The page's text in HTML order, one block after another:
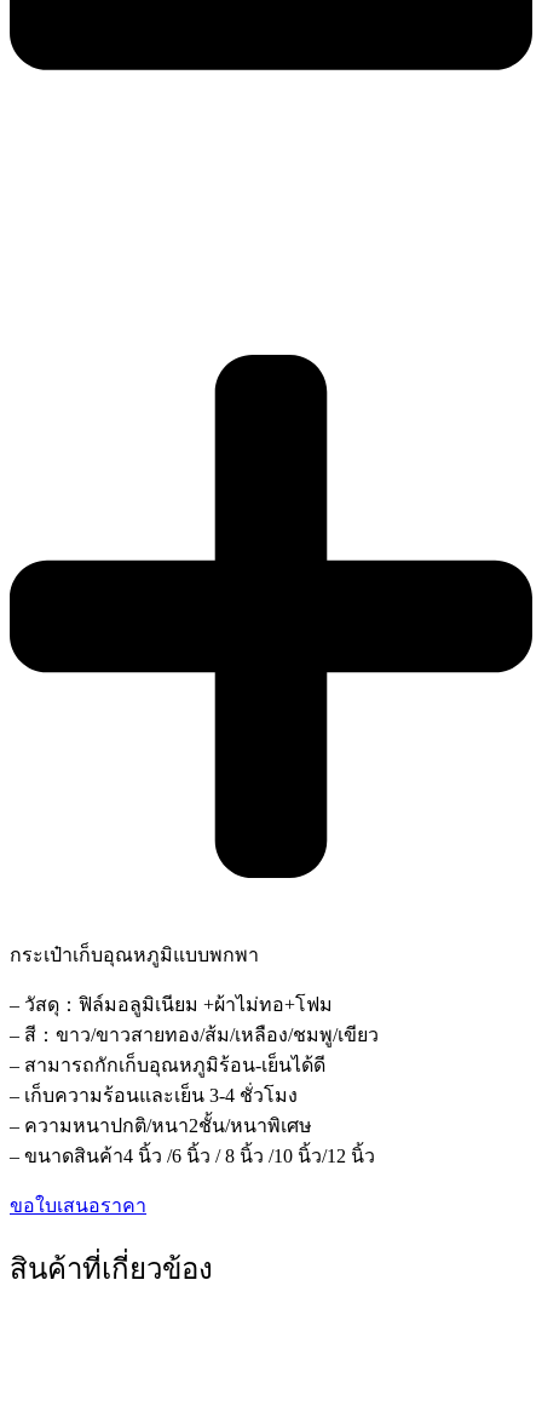
กระเป๋าเก็บอุณหภูมิแบบพกพา
– วัสดุ：ฟิล์มอลูมิเนียม +ผ้าไม่ทอ+โฟม
– สี：ขาว/ขาวสายทอง/ส้ม/เหลือง/ชมพู/เขียว
– สามารถกักเก็บอุณหภูมิร้อน-เย็นได้ดี
– เก็บความร้อนและเย็น 3-4 ชั่วโมง
– ความหนาปกติ/หนา2ชั้น/หนาพิเศษ
– ขนาดสินค้า4 นิ้ว /6 นิ้ว / 8 นิ้ว /10 นิ้ว/12 นิ้ว
ขอใบเสนอราคา
สินค้าที่เกี่ยวข้อง